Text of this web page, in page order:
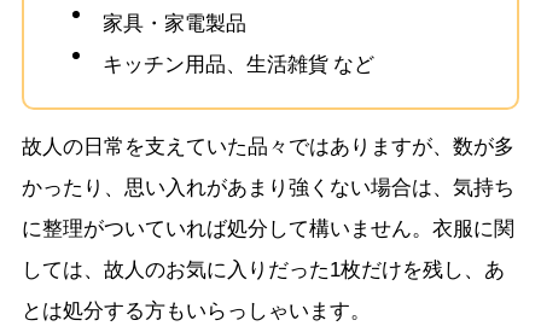
家具・家電製品
キッチン用品、生活雑貨 など
故人の日常を支えていた品々ではありますが、数が多
かったり、思い入れがあまり強くない場合は、気持ち
に整理がついていれば処分して構いません。衣服に関
しては、故人のお気に入りだった1枚だけを残し、あ
とは処分する方もいらっしゃいます。